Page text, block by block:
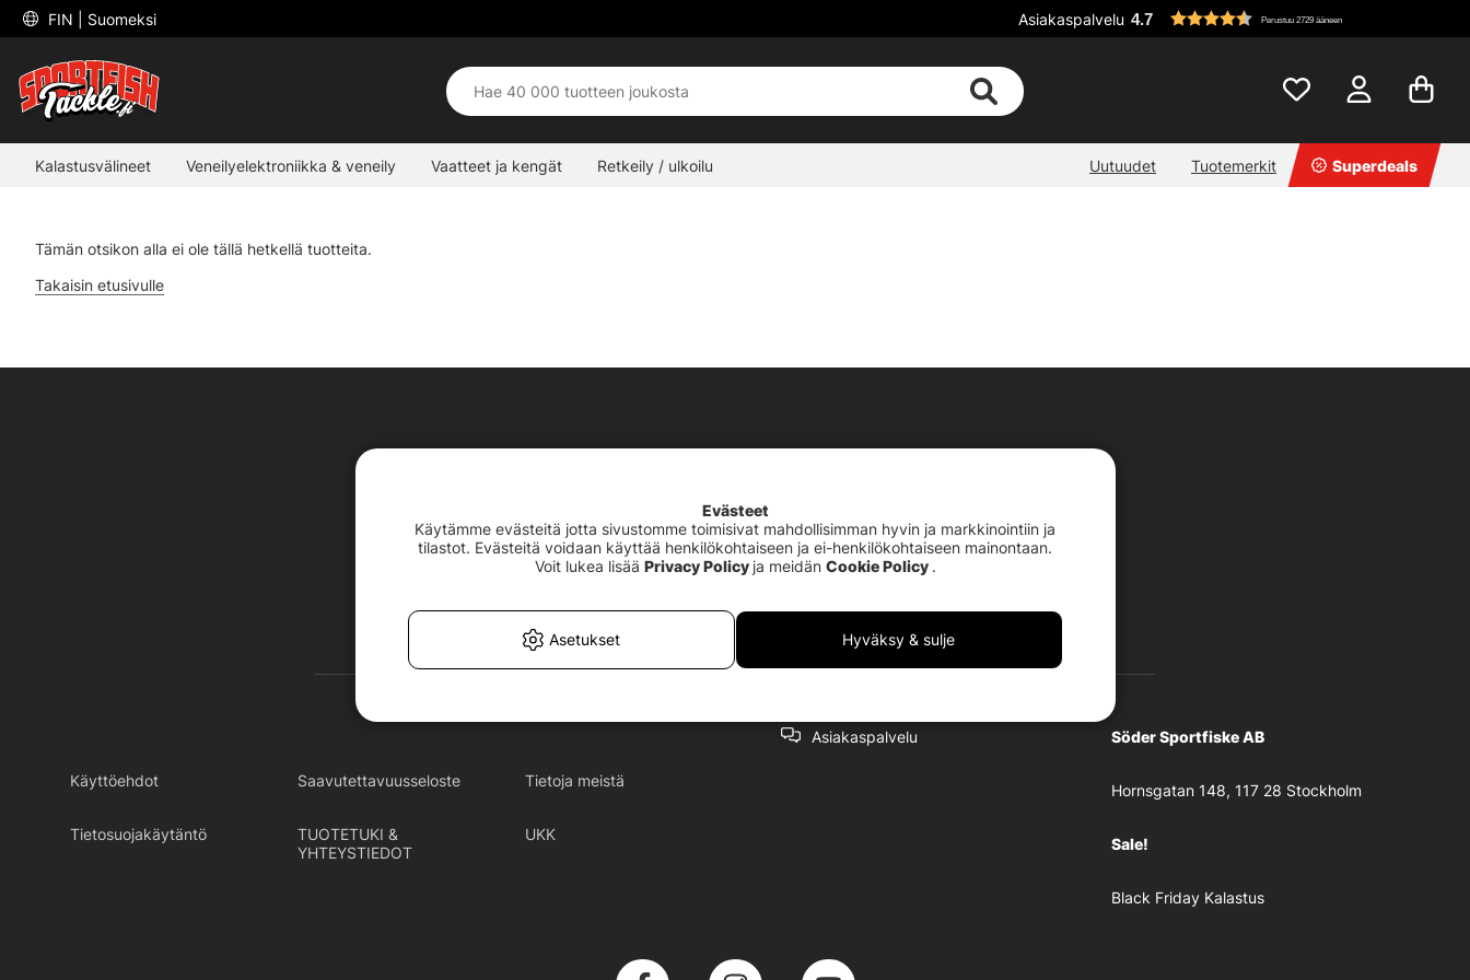
FIN | Suomeksi Asiakaspalvelu 4.7 Perustuu 2729 ääneen
Kalastusvälineet Veneilyelektroniikka & veneily Vaatteet ja kengät Retkeily / ulkoilu Uutuudet Tuotemerkit Superdeals
Tämän otsikon alla ei ole tällä hetkellä tuotteita.
Takaisin etusivulle
Käyttöehdot Saavutettavuusseloste Tietoja meistä
Tietosuojakäytäntö
TUOTETUKI &
YHTEYSTIEDOT
UKK
Asiakaspalvelu Söder Sportfiske AB
Hornsgatan 148, 117 28 Stockholm
Sale!
Black Friday Kalastus
Evästeet
Käytämme evästeitä jotta sivustomme toimisivat mahdollisimman hyvin ja markkinointiin ja
tilastot. Evästeitä voidaan käyttää henkilökohtaiseen ja ei-henkilökohtaiseen mainontaan.
Voit lukea lisää Privacy Policy ja meidän Cookie Policy .
Asetukset Hyväksy & sulje